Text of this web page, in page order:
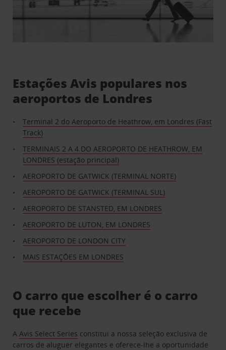
Estações Avis populares nos
aeroportos de Londres
Terminal 2 do Aeroporto de Heathrow, em Londres (Fast
Track)
TERMINAIS 2 A 4 DO AEROPORTO DE HEATHROW, EM
LONDRES (estação principal)
AEROPORTO DE GATWICK (TERMINAL NORTE)
AEROPORTO DE GATWICK (TERMINAL SUL)
AEROPORTO DE STANSTED, EM LONDRES
AEROPORTO DE LUTON, EM LONDRES
AEROPORTO DE LONDON CITY
MAIS ESTAÇÕES EM LONDRES
O carro que escolher é o carro
que recebe
AAvis Select Series ​ constitui a nossa seleção exclusiva de
carros de aluguer elegantes e oferece-lhe a oportunidade